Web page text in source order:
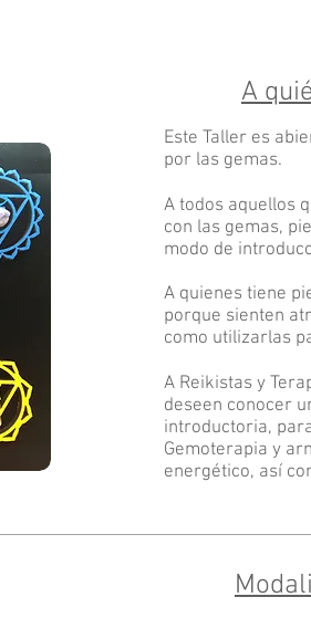
A
Este Taller es
por las gemas.
A todos aquellos
con las gemas,
modo de
A quienes tiene
porque sienten
como utilizarlas
A Reikistas y
deseen conocer
introductoria,
Gemoterapia y
energético, así